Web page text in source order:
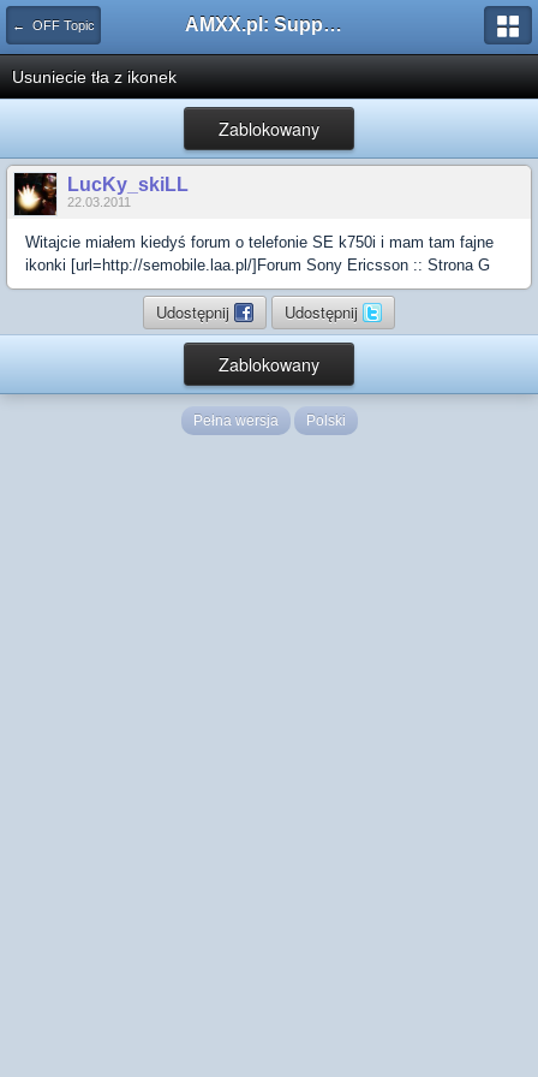
← OFF Topic AMXX.pl: Support AMX Mod X i SourceMod
Usuniecie tła z ikonek
Zablokowany
LucKy_skiLL
22.03.2011
Witajcie miałem kiedyś forum o telefonie SE k750i i mam tam fajne
ikonki [url=http://semobile.laa.pl/]Forum Sony Ericsson :: Strona G
Udostępnij Udostępnij
Zablokowany
Pełna wersja Polski